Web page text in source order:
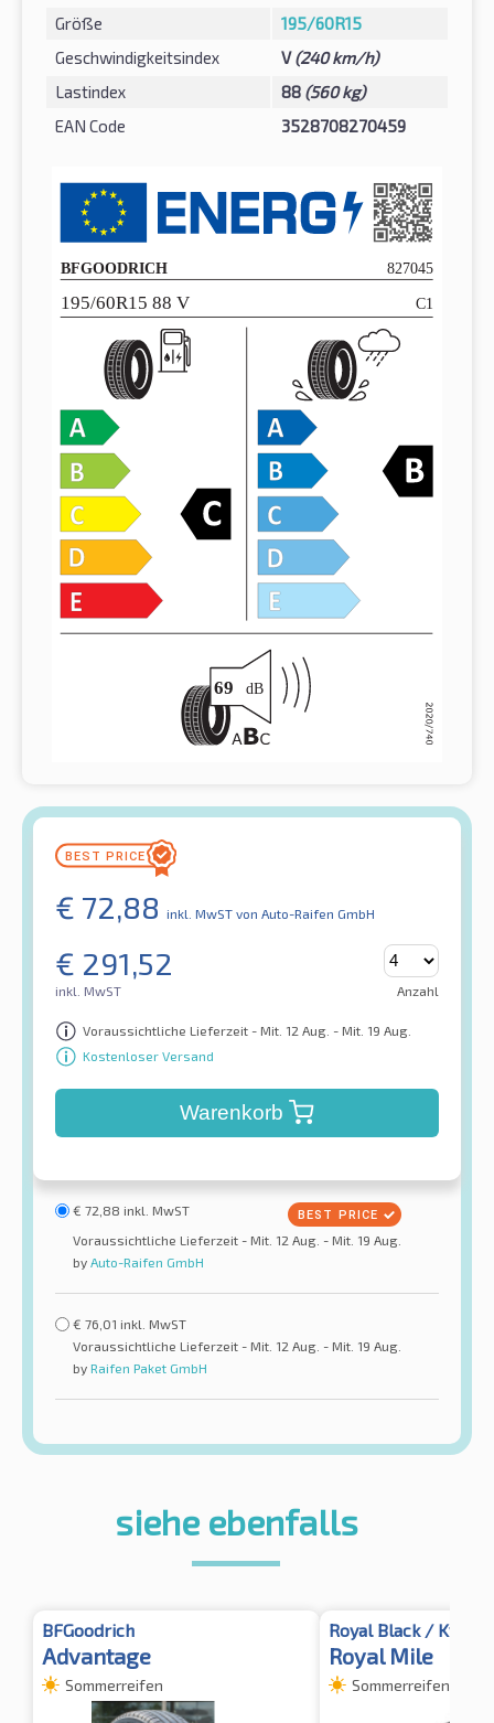
Größe
195/60R15
Geschwindigkeitsindex
V(240 km/h)
Lastindex
88 (560 kg)
EAN Code
3528708270459
€ 72,88 inkl. MwST von Auto-Raifen GmbH
€ 291,52
inkl. MwST Anzahl
Voraussichtliche Lieferzeit - Mit. 12 Aug. - Mit. 19 Aug.
Kostenloser Versand
Warenkorb
€ 72,88 inkl. MwST
Voraussichtliche Lieferzeit - Mit. 12 Aug. - Mit. 19 Aug.
by Auto-Raifen GmbH
€ 76,01 inkl. MwST
Voraussichtliche Lieferzeit - Mit. 12 Aug. - Mit. 19 Aug.
by Raifen Paket GmbH
siehe ebenfalls
BFGoodrich
Advantage
Sommerreifen
Royal Black / Kyoto
Royal Mile
Sommerreifen